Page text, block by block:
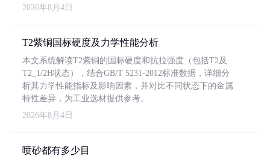
2026年8月4日
T2紫铜国标硬度及力学性能分析
本文系统解读T2紫铜的国标硬度和抗拉强度（包括T2及
T2_1/2H状态），结合GB/T 5231-2012标准数据，详细分
析其力学性能指标及影响因素，并对比不同状态下的金属
特性差异，为工业选材提供参考。
2026年8月4日
喷砂都有多少目